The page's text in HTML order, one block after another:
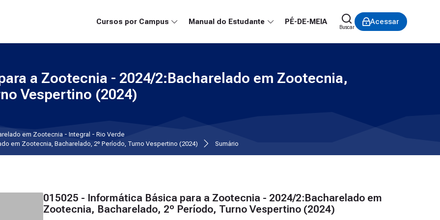
Cursos por Campus
Manual do Estudante PÉ-DE-MEIA
Buscar
Acessar
a Zootecnia - 2024/2:Bacharelado em Zootecnia,
Vespertino (2024)
em Zootecnia - Integral - Rio Verde
em Zootecnia, Bacharelado, 2º Período, Turno Vespertino (2024)
Sumário
015025 - Informática Básica para a Zootecnia - 2024/2:Bacharelado em
Zootecnia, Bacharelado, 2º Período, Turno Vespertino (2024)